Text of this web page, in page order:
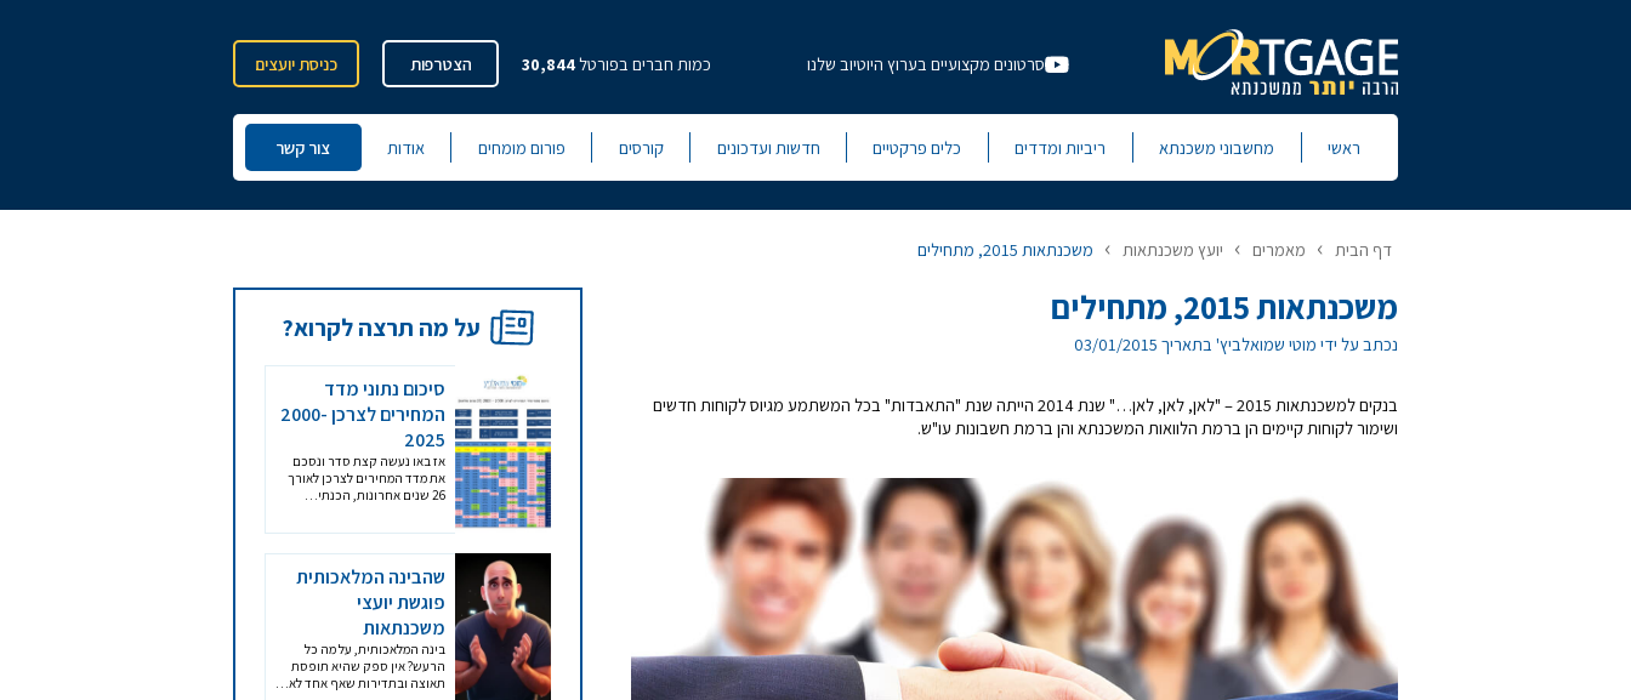
סרטונים מקצועיים בערוץ היוטיוב שלנו כמות חברים בפורטל30,844 הצטרפות כניסת יועצים
ראשי מחשבוני משכנתא ריביות ומדדים כלים פרקטיים חדשות ועדכונים קורסים פורום מומחים אודות צור קשר
דף הבית › מאמרים › יועץ משכנתאות › משכנתאות 2015, מתחילים
משכנתאות 2015, מתחילים
נכתב על ידי מוטי שמואלביץ' בתאריך 03/01/2015
בנקים למשכנתאות 2015 – "לאן, לאן, לאן…" שנת 2014 הייתה שנת "התאבדות" בכל המשתמע מגיוס לקוחות חדשים
ושימור לקוחות קיימים הן ברמת הלוואות המשכנתא והן ברמת חשבונות עו"ש.
על מה תרצה לקרוא?
סיכום נתוני מדד
המחירים לצרכן 2000-
2025
אז באו נעשה קצת סדר ונסכם
את מדד המחירים לצרכן לאורך
26 שנים אחרונות, הכנתי…
שהבינה המלאכותית
פוגשת יועצי
משכנתאות
בינה המלאכותית, על מה כל
הרעש? אין ספק שהיא תופסת
תאוצה ובתדירות שאף אחד לא…